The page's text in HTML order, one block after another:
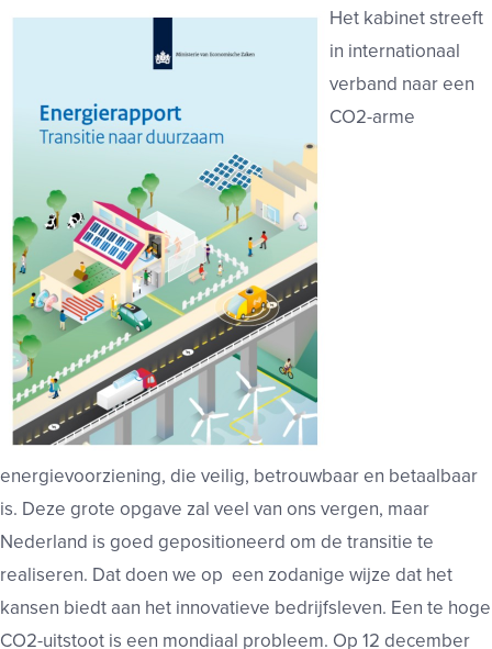
Het kabinet streeft
in internationaal
verband naar een
CO2-arme
energievoorziening, die veilig, betrouwbaar en betaalbaar
is. Deze grote opgave zal veel van ons vergen, maar
Nederland is goed gepositioneerd om de transitie te
realiseren. Dat doen we op een zodanige wijze dat het
kansen biedt aan het innovatieve bedrijfsleven. Een te hoge
CO2-uitstoot is een mondiaal probleem. Op 12 december